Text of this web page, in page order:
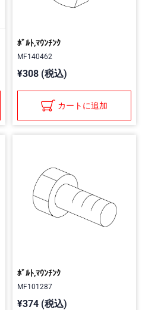
ﾎﾞﾙﾄ,ﾏｳﾝﾁﾝｸ
MF140462
¥308 (税込)
カートに追加
ﾎﾞﾙﾄ,ﾏｳﾝﾁﾝｸ
MF101287
¥374 (税込)